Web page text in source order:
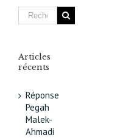
Articles
récents
Réponse
Pegah
Malek-
Ahmadi